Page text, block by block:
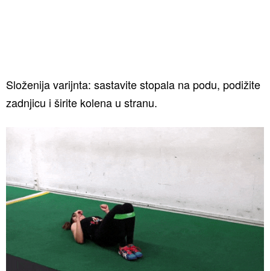
Složenija varijnta: sastavite stopala na podu, podižite
zadnjicu i širite kolena u stranu.